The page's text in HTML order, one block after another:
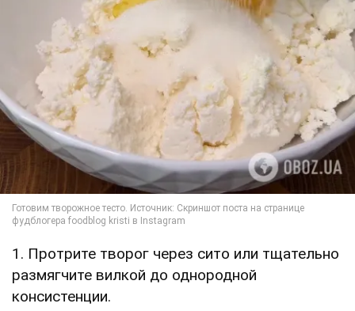
1. Протрите творог через сито или тщательно
размягчите вилкой до однородной
консистенции.